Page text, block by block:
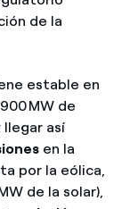
de la
estable en
MW de
así
en la
por la eólica,
de la solar),